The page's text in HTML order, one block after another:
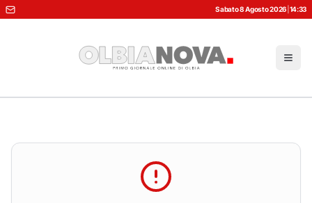
Sabato 8 Agosto 2026 14:33